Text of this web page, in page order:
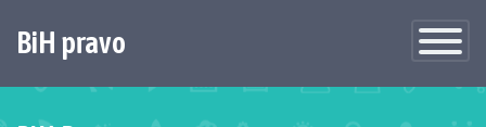
Toggle
BiH pravo